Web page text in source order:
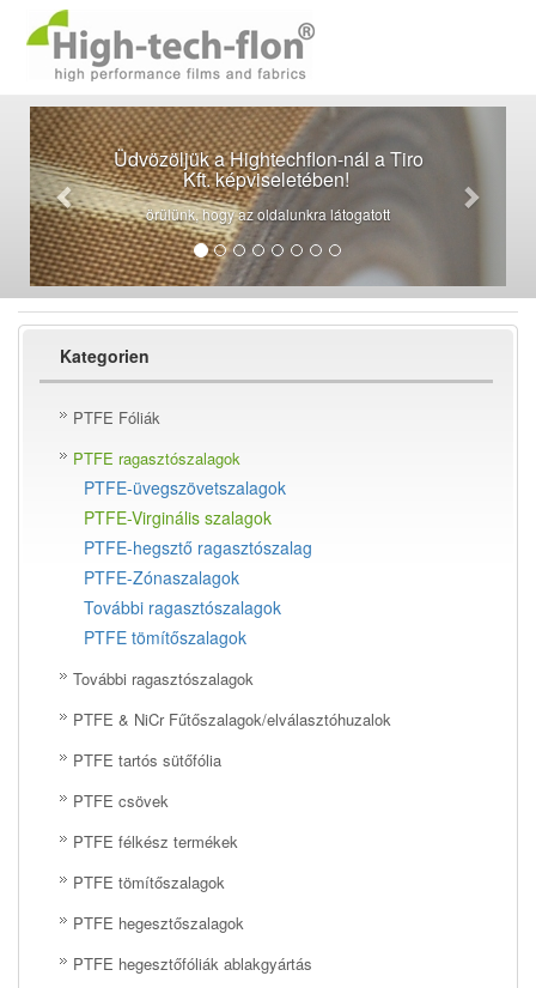
Üdvözöljük a Hightechflon-nál a Tiro
Kft. képviseletében!
örülünk, hogy az oldalunkra látogatott
Kategorien
PTFE Fóliák
PTFE ragasztószalagok
PTFE-üvegszövetszalagok
PTFE-Virginális szalagok
PTFE-hegsztő ragasztószalag
PTFE-Zónaszalagok
További ragasztószalagok
PTFE tömítőszalagok
További ragasztószalagok
PTFE & NiCr Fűtőszalagok/elválasztóhuzalok
PTFE tartós sütőfólia
PTFE csövek
PTFE félkész termékek
PTFE tömítőszalagok
PTFE hegesztőszalagok
PTFE hegesztőfóliák ablakgyártás